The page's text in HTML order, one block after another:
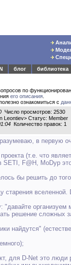
блог
библиотека
по
его описания
ознакомиться с
Число просмотров: 2530
Leontiev> Статус: Member
Количество правок: 1
в первую
(т.е. что
SETI, F@H, MoDyp
бы решить до
старения вселенной.
"давайте организуем
решение сложных
найдутся"
для D-Net это